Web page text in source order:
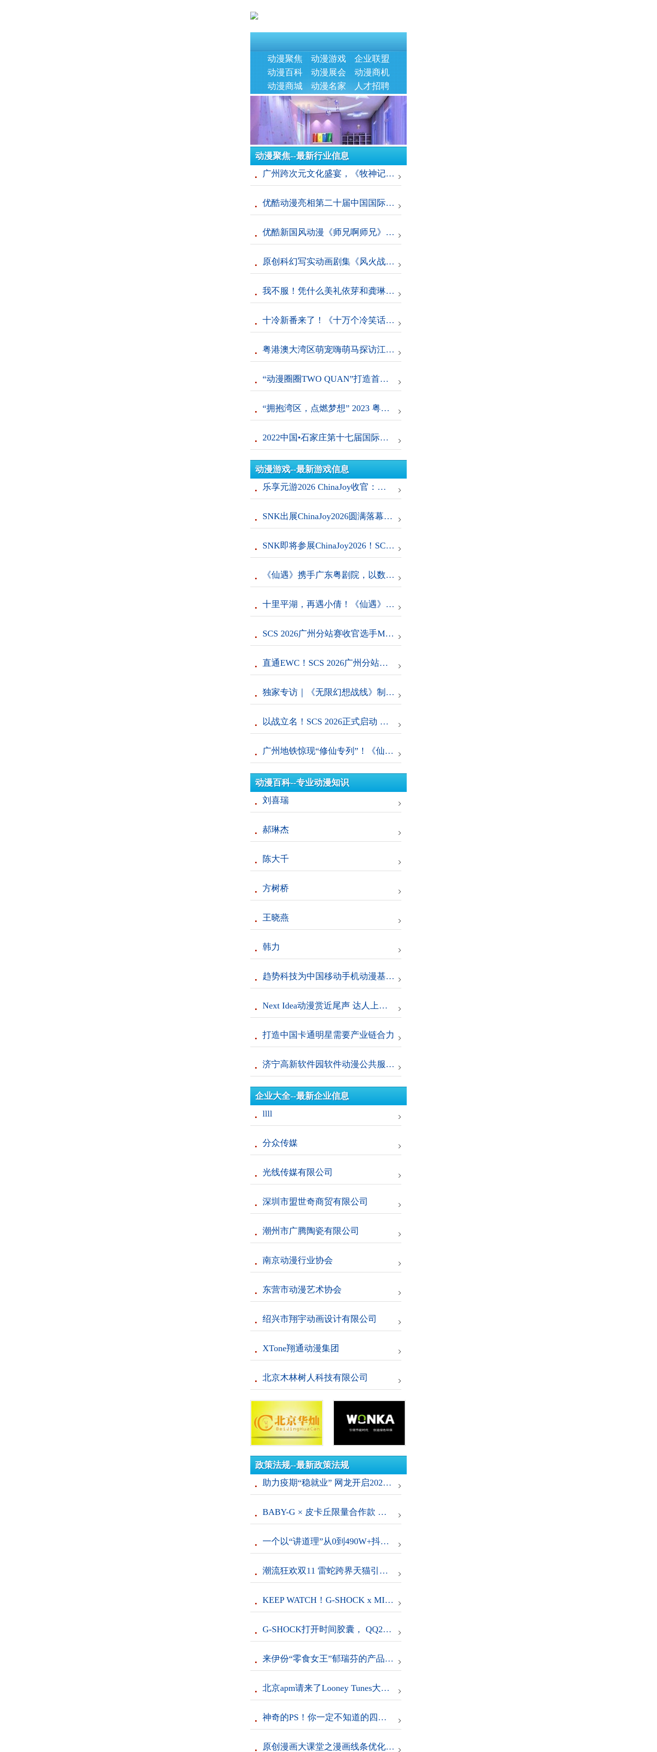
动漫聚焦 动漫游戏
企业联盟
动漫百科
动漫展会
动漫商机
动漫商城
动漫名家 人才招聘
动漫聚焦--最新行业信息
广州跨次元文化盛宴，《牧神记》动画携手广州南越王博物院特别联动开启
优酷动漫亮相第二十届中国国际动漫节以新国风与国漫共赴星辰大海
优酷新国风动漫《师兄啊师兄》官宣升级年番 看师兄走顶级升职路
原创科幻写实动画剧集《风火战纪》7月硬核登陆爱奇艺动漫频道
我不服！凭什么美礼依芽和龚琳娜的《花海》会输
十冷新番来了！《十万个冷笑话：2022》愚人节正式定档5月
粤港澳大湾区萌宠嗨萌马探访江门——“狂飙”名场面，一场文化与历史的交融碰撞
“动漫圈圈TWO QUAN”打造首届二次元奥莱
“拥抱湾区，点燃梦想” 2023 粤港澳湾区萌宠嗨萌马“碰拳”送祝福活动正式启动
2022中国•石家庄第十七届国际动漫博览交易会云展会开幕
动漫游戏--最新游戏信息
乐享元游2026 ChinaJoy收官：用一场太极演绎仙遇“慢仙侠”
SNK出展ChinaJoy2026圆满落幕！ SCS 年度总决赛及ENC晋级名单揭晓
SNK即将参展ChinaJoy2026！SCS线下分站赛现场开赛
《仙遇》携手广东粤剧院，以数字仙侠焕新岭南戏曲之美
十里平湖，再遇小倩！《仙遇》 X 电影《倩女幽魂》正式开启
SCS 2026广州分站赛收官选手M’、NaiWang分获两大项目冠军，Lancer夺得EWC直通门票
直通EWC！SCS 2026广州分站赛即将开赛！
独家专访｜《无限幻想战线》制作人：二次元RTS的拓荒者，邀你共筑无限幻想
以战立名！SCS 2026正式启动 全新赛年迎来重磅升级！
广州地铁惊现“修仙专列”！《仙遇》×《凡人修仙传》联动引爆全城打卡潮
动漫百科--专业动漫知识
刘喜瑞
郝琳杰
陈大千
方树桥
王晓燕
韩力
趋势科技为中国移动手机动漫基地撑起“保护伞” 原文出自【比特网】，转载请保留原文链接：http://sec.chinabyte.com/340/12751840.shtml
Next Idea动漫赏近尾声 达人上演“最后的疯狂”
打造中国卡通明星需要产业链合力
济宁高新软件园软件动漫公共服务平台设备采购
企业大全--最新企业信息
llll
分众传媒
光线传媒有限公司
深圳市盟世奇商贸有限公司
潮州市广腾陶瓷有限公司
南京动漫行业协会
东营市动漫艺术协会
绍兴市翔宇动画设计有限公司
XTone翔通动漫集团
北京木林树人科技有限公司
政策法规--最新政策法规
助力疫期“稳就业” 网龙开启2020春招
BABY-G × 皮卡丘限量合作款 第25只宝可梦为BABY-G诞生25周年
一个以“讲道理”从0到490W+抖音粉丝的人格化IP孵化之路
潮流狂欢双11 雷蛇跨界天猫引领新风尚
KEEP WATCH！G-SHOCK x MISHKA“盯”上你！
G-SHOCK打开时间胶囊， QQ20周年合作款横空出世！
来伊份“零食女王”郁瑞芬的产品思维
北京apm请来了Looney Tunes大咖，带你玩转摩登圣诞
神奇的PS！你一定不知道的四大PS技巧
原创漫画大课堂之漫画线条优化技巧与漫画神器retas软件介绍